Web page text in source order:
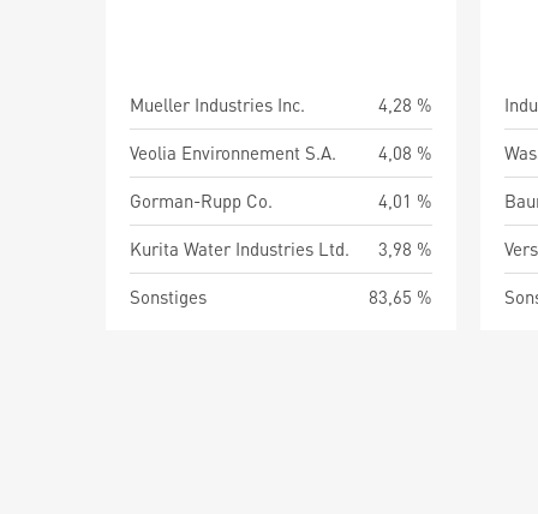
Mueller Industries Inc.
4,28 %
Veolia Environnement S.A.
4,08 %
Gorman-Rupp Co.
4,01 %
Kurita Water Industries Ltd.
3,98 %
Sonstiges
83,65 %